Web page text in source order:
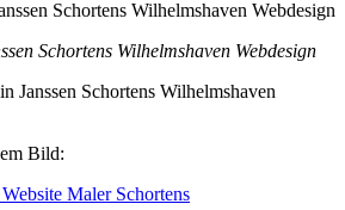
Schortens Wilhelmshaven Webdesign
Janssen Schortens Wilhelmshaven
Bild: